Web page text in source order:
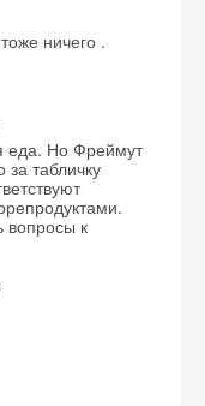
ничего .
еда. Но Фреймут
табличку
вопросы к